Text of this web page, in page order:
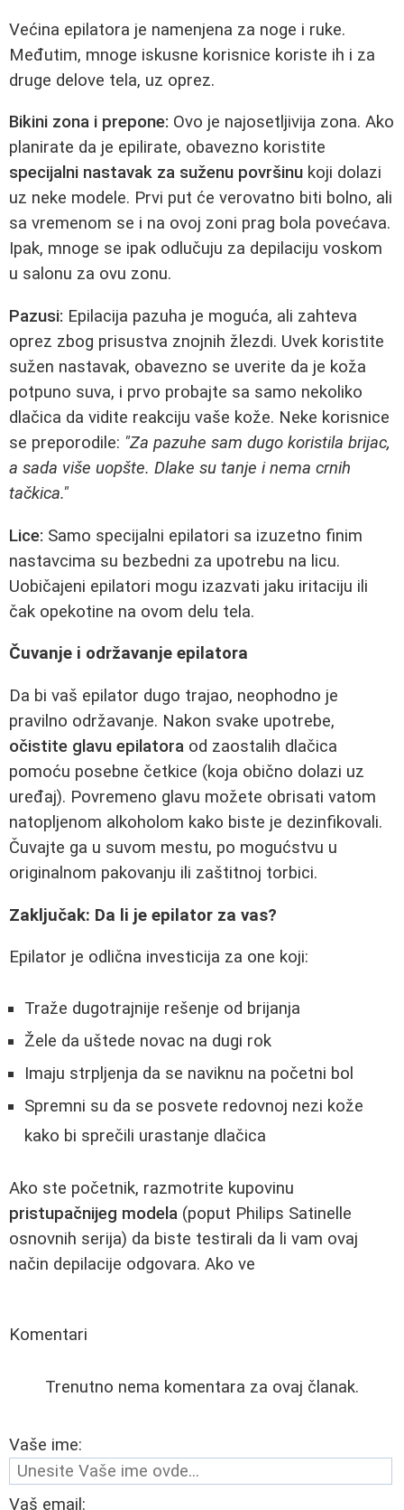
Većina epilatora je namenjena za noge i ruke.
Međutim, mnoge iskusne korisnice koriste ih i za
druge delove tela, uz oprez.
Bikini zona i prepone: Ovo je najosetljivija zona. Ako
planirate da je epilirate, obavezno koristite
specijalni nastavak za suženu površinu koji dolazi
uz neke modele. Prvi put će verovatno biti bolno, ali
sa vremenom se i na ovoj zoni prag bola povećava.
Ipak, mnoge se ipak odlučuju za depilaciju voskom
u salonu za ovu zonu.
Pazusi: Epilacija pazuha je moguća, ali zahteva
oprez zbog prisustva znojnih žlezdi. Uvek koristite
sužen nastavak, obavezno se uverite da je koža
potpuno suva, i prvo probajte sa samo nekoliko
dlačica da vidite reakciju vaše kože. Neke korisnice
se preporodile: "Za pazuhe sam dugo koristila brijac,
a sada više uopšte. Dlake su tanje i nema crnih
tačkica."
Lice: Samo specijalni epilatori sa izuzetno finim
nastavcima su bezbedni za upotrebu na licu.
Uobičajeni epilatori mogu izazvati jaku iritaciju ili
čak opekotine na ovom delu tela.
Čuvanje i održavanje epilatora
Da bi vaš epilator dugo trajao, neophodno je
pravilno održavanje. Nakon svake upotrebe,
očistite glavu epilatora od zaostalih dlačica
pomoću posebne četkice (koja obično dolazi uz
uređaj). Povremeno glavu možete obrisati vatom
natopljenom alkoholom kako biste je dezinfikovali.
Čuvajte ga u suvom mestu, po mogućstvu u
originalnom pakovanju ili zaštitnoj torbici.
Zaključak: Da li je epilator za vas?
Epilator je odlična investicija za one koji:
Traže dugotrajnije rešenje od brijanja
Žele da uštede novac na dugi rok
Imaju strpljenja da se naviknu na početni bol
Spremni su da se posvete redovnoj nezi kože
kako bi sprečili urastanje dlačica
Ako ste početnik, razmotrite kupovinu
pristupačnijeg modela (poput Philips Satinelle
osnovnih serija) da biste testirali da li vam ovaj
način depilacije odgovara. Ako ve
Komentari
Trenutno nema komentara za ovaj članak.
Vaše ime:
Vaš email: